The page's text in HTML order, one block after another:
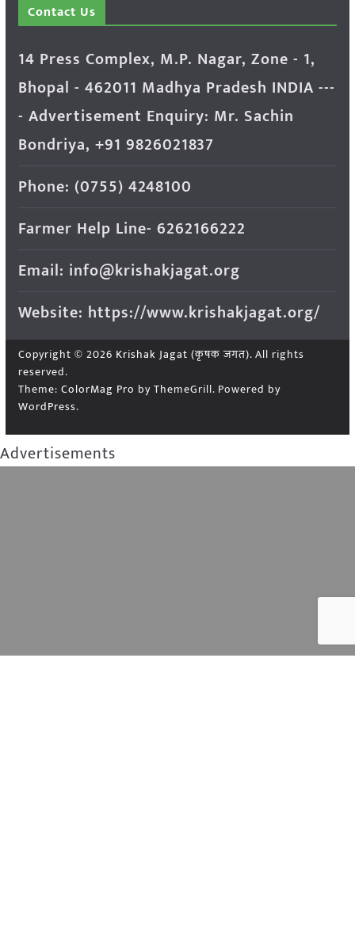
Contact Us
14 Press Complex, M.P. Nagar, Zone - 1,
Bhopal - 462011 Madhya Pradesh INDIA ---
- Advertisement Enquiry: Mr. Sachin
Bondriya, +91 9826021837
Phone: (0755) 4248100
Farmer Help Line- 6262166222
Email: info@krishakjagat.org
Website: https://www.krishakjagat.org/
Copyright © 2026 Krishak Jagat (कृषक जगत). All rights
reserved.
Theme: ColorMag Pro by ThemeGrill. Powered by
WordPress.
Advertisements